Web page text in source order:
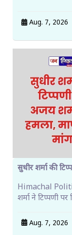
Aug. 7, 2026
सुधीर शर्मा की
Himachal
शर्मा ने टिप्पणी
Aug. 7, 2026